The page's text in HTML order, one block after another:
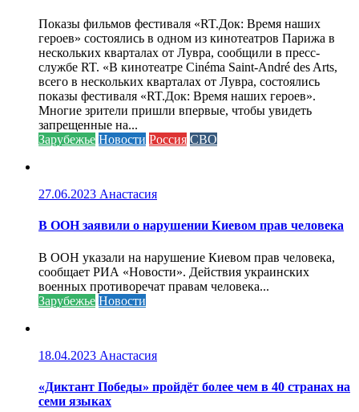
Показы фильмов фестиваля «RT.Док: Время наших
героев» состоялись в одном из кинотеатров Парижа в
нескольких кварталах от Лувра, сообщили в пресс-
службе RT. «В кинотеатре Cinéma Saint-André des Arts,
всего в нескольких кварталах от Лувра, состоялись
показы фестиваля «RT.Док: Время наших героев».
Многие зрители пришли впервые, чтобы увидеть
запрещенные на...
Зарубежье Новости Россия СВО
27.06.2023 Анастасия
В ООН заявили о нарушении Киевом прав человека
В ООН указали на нарушение Киевом прав человека,
сообщает РИА «Новости». Действия украинских
военных противоречат правам человека...
Зарубежье Новости
18.04.2023 Анастасия
«Диктант Победы» пройдёт более чем в 40 странах на
семи языках